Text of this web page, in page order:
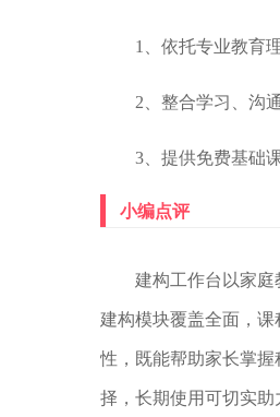
1、依托专业教育
2、整合学习、沟
3、提供免费基础
小编点评
建构工作台以家
建构模块覆盖全面，
性，既能帮助家长掌
择，长期使用可切实助